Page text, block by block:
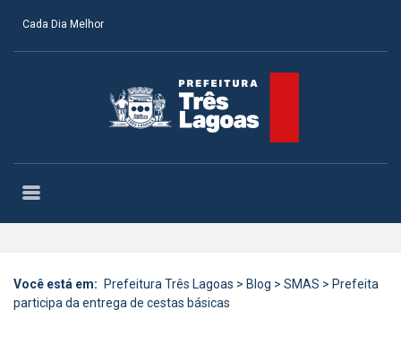
Cada Dia Melhor
Você está em: Prefeitura Três Lagoas > Blog > SMAS > Prefeita
participa da entrega de cestas básicas